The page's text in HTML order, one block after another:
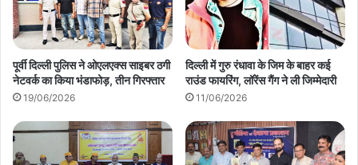
पूर्वी दिल्ली पुलिस ने ओएलएक्स साइबर ठगी
नेटवर्क का किया भंडाफोड़, तीन गिरफ्तार
19/06/2026
दिल्ली में गुरु रंधावा के जिम के बाहर कई
राउंड फायरिंग, लॉरेंस गैंग ने ली जिम्मेदारी
11/06/2026